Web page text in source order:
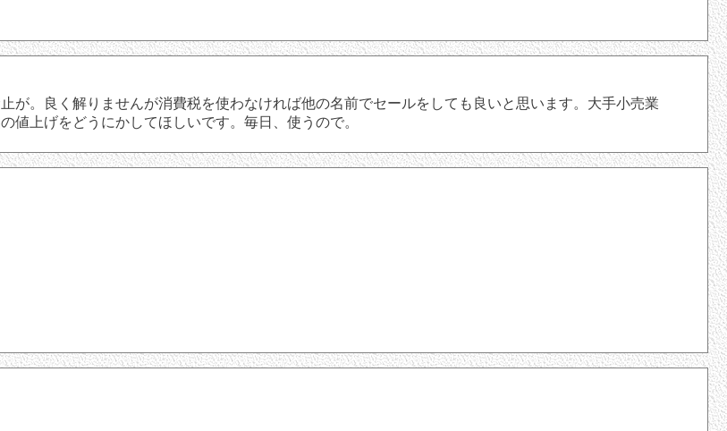
。良く解りませんが消費税を使わなければ他の名前でセールをしても良いと思います。大手小売業
値上げをどうにかしてほしいです。毎日、使うので。